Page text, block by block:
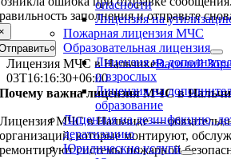
опасности
Лицензия на
Пожарная лицензия МЧС
Образовательная лицензия
Лицензия на
и взрослых
Лицензия на
образование
Лицензия на дезинфекцию,
дератизацию
Юридические услуги
заполнения и отправьте
Лицензия МЧС в НальчикеВасилий
03T16:16:30+06:00
Почему важна лицензия МЧС в
Лицензия МЧС в Нальчике —
организаций, которые монтируют,
ремонтируют системы пожарной